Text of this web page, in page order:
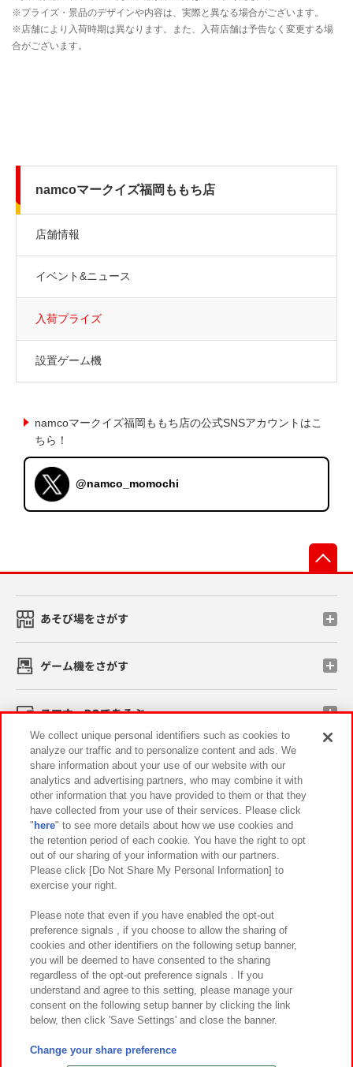
namcoマークイズ福岡ももち店
店舗情報
イベント&ニュース
入荷プライズ
設置ゲーム機
namcoマークイズ福岡ももち店の公式SNSアカウントはこ
ちら！
@namco_momochi
あそび場をさがす
ゲーム機をさがす
スマホ・PCであそぶ
イベント・キャンペーン
関連会社 サステナビリティ サイトポリシー
プライバシーポリシー ウェブアクセシビリティ方針と検証結果
お取引先さまとともに
カスタマーハラスメント対応方針 よくあるご質問・お問い合わせ
©Bandai Namco Amusement Inc.
©Bandai Namco Amusement Lab Inc.
We collect unique personal identifiers such as cookies to
analyze our traffic and to personalize content and ads. We
share information about your use of our website with our
analytics and advertising partners, who may combine it with
other information that you have provided to them or that they
have collected from your use of their services. Please click
" here" to see more details about how we use cookies and
the retention period of each cookie. You have the right to opt
out of our sharing of your information with our partners.
Please click [Do Not Share My Personal Information] to
exercise your right.
Please note that even if you have enabled the opt-out
preference signals , if you choose to allow the sharing of
cookies and other identifiers on the following setup banner,
you will be deemed to have consented to the sharing
regardless of the opt-out preference signals . If you
understand and agree to this setting, please manage your
consent on the following setup banner by clicking the link
below, then click 'Save Settings' and close the banner.
Change your share preference